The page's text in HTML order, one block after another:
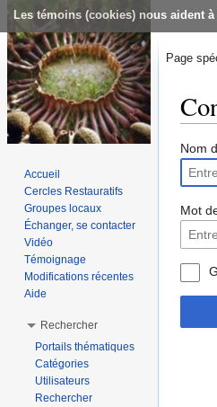
Les témoins (cookies) nous aident
Nom
Mot
Page
Accueil
Cercles Restauratifs
Groupes locaux
Échanger, se contacter
Vidéo
Témoignage
Modifications récentes
Aide
Rechercher
Portails thématiques
Catégories
Utilisateurs
Rechercher